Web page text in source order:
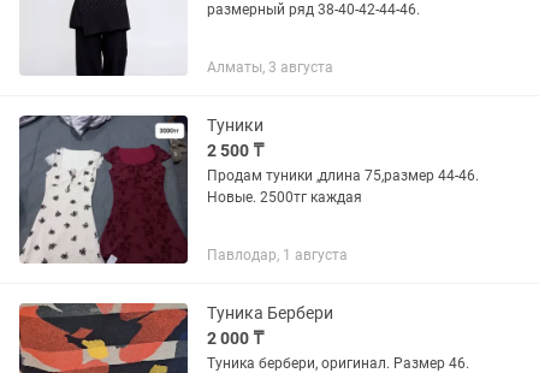
размерный ряд 38-40-42-44-46.
Алматы, 3 августа
Туники
2 500 ₸
Продам туники ,длина 75,размер 44-46.
Новые. 2500тг каждая
Павлодар, 1 августа
Туника Бербери
2 000 ₸
Туника бербери, оригинал. Размер 46.